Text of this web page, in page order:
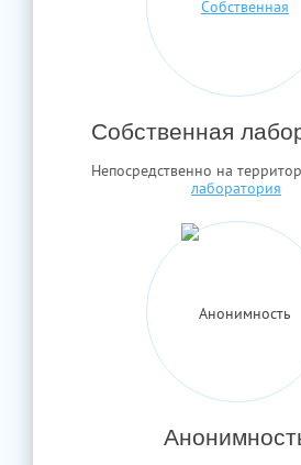
Собственная
Непосредственно на